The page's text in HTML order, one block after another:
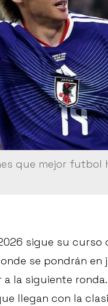
que mejor futbol
sigue su curso
se pondrán
la siguiente ronda.
llegan con la